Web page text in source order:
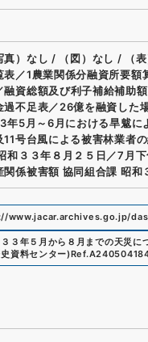
真）なし / （図）なし /
（
表／1農業関係分融資所要
融資総額及び利子補給補助
過不足表／26億を融資した
年5月～6月における旱魃に
11号台風による被害林業者
和３３年８月２５日／7月
関係被害額 協同組合課 昭和
www.jacar.archives.go.jp/
３年５月から８月までの天災に
資料センター)Ref.